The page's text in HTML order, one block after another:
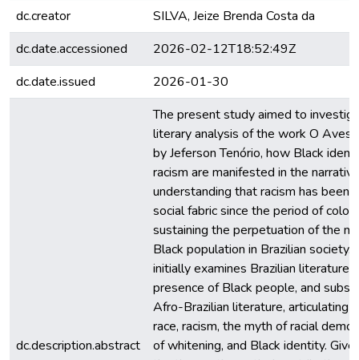
dc.creator
SILVA, Jeize Brenda Costa da
dc.date.accessioned
2026-02-12T18:52:49Z
dc.date.issued
2026-01-30
dc.description.abstract
The present study aimed to
literary analysis of the work O
by Jeferson Tenório, how Black
racism are manifested in the
understanding that racism has been
social fabric since the period of
sustaining the perpetuation of the
Black population in Brazilian society.
initially examines Brazilian literature,
presence of Black people, and
Afro-Brazilian literature, articulating
race, racism, the myth of racial
of whitening, and Black identity.